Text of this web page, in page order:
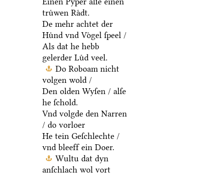
truͤwen Raͤdt.
De mehr achtet der
Huͤnd vnd Voͤgel ſpeel /
Als dat he hebb
gelerder Luͤd veel.
Do Roboam nicht
volgen wold /
Den olden Wyſen / alſe
he ſchold.
Vnd volgde den Narren
/ do vorloer
He tein Geſchlechte /
vnd bleeff ein Doer.
Wultu dat dyn
anſchlach wol vort